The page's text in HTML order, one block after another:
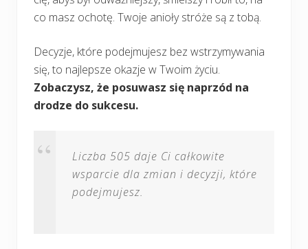
co masz ochotę. Twoje anioły stróże są z tobą.
Decyzje, które podejmujesz bez wstrzymywania
się, to najlepsze okazje w Twoim życiu.
Zobaczysz, że posuwasz się naprzód na
drodze do sukcesu.
Liczba 505 daje Ci całkowite
wsparcie dla zmian i decyzji, które
podejmujesz.